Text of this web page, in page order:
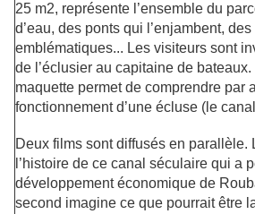
25 m2, représente l’ensemble du
d’eau, des ponts qui l’enjambent,
emblématiques... Les visiteurs sont
de l’éclusier au capitaine de
maquette permet de comprendre par
fonctionnement d’une écluse (le
Deux films sont diffusés en parallèle.
l’histoire de ce canal séculaire qui a
développement économique de
second imagine ce que pourrait être